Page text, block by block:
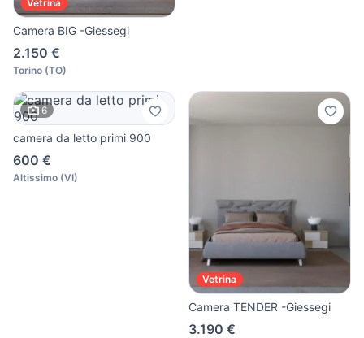
Vetrina
Camera BIG -Giessegi
2.150 €
Torino (TO)
6
camera da letto primi 900
600 €
Altissimo (VI)
Vetrina
Camera TENDER -Giessegi
3.190 €